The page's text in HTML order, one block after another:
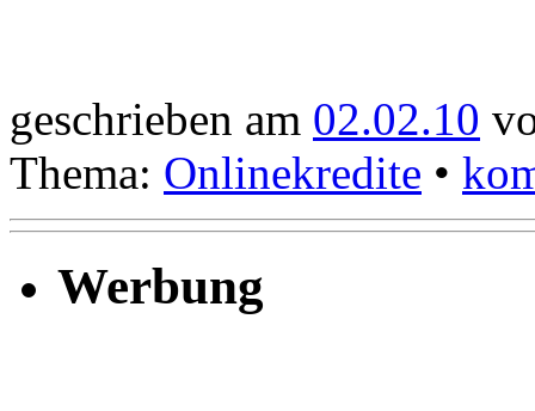
geschrieben am 02.02.10
Thema: Onlinekredite •
Werbung